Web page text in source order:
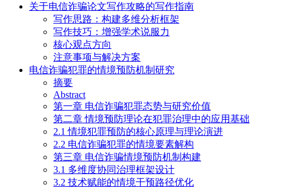
关于电信诈骗论文写作攻略的写作指南
写作思路：构建多维分析框架
写作技巧：增强学术说服力
核心观点方向
注意事项与解决方案
电信诈骗犯罪的情境预防机制研究
摘要
Abstract
第一章 电信诈骗犯罪态势与研究价值
第二章 情境预防理论在犯罪治理中的应用基础
2.1 情境犯罪预防的核心原理与理论演进
2.2 电信诈骗犯罪的情境要素解构
第三章 电信诈骗情境预防机制构建
3.1 多维度协同治理框架设计
3.2 技术赋能的情境干预路径优化